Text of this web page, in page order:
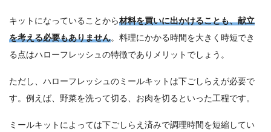
キットになっていることから材料を買いに出かけることも、献立
を考える必要もありません。料理にかかる時間を大きく時短でき
る点はハローフレッシュの特徴でありメリットでしょう。
ただし、ハローフレッシュのミールキットは下ごしらえが必要で
す。例えば、野菜を洗って切る、お肉を切るといった工程です。
ミールキットによっては下ごしらえ済みで調理時間を短縮してい